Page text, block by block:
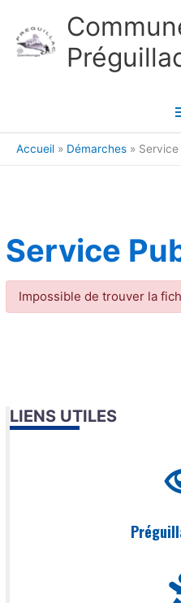
Accueil Démarches Service
Service
Impossible de trouver la
LIENS UTILES